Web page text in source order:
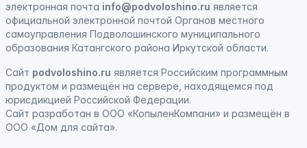
электронная почта info@podvoloshino.ru является
официальной электронной почтой Органов местного
самоуправления Подволошинского муниципального
образования Катангского района Иркутской области.
Сайт podvoloshino.ru является Российским программным
продуктом и размещён на сервере, находящемся под
юрисдикцией Российской Федерации.
Сайт разработан в ООО «КопыленКомпани» и размещён в
ООО «Дом для сайта».